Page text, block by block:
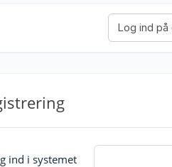
ind i systemet